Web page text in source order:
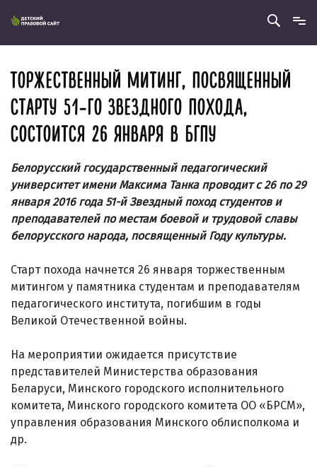
ТОРЖЕСТВЕННЫЙ МИТИНГ, ПОСВЯЩЕННЫЙ
СТАРТУ 51-ГО ЗВЕЗДНОГО ПОХОДА,
СОСТОИТСЯ 26 ЯНВАРЯ В БГПУ
Белорусский государственный педагогический
университет имени Максима Танка проводит с 26 по 29
января 2016 года 51-й Звездный поход студентов и
преподавателей по местам боевой и трудовой славы
белорусского народа, посвященный Году культуры.
Старт похода начнется 26 января торжественным
митингом у памятника студентам и преподавателям
педагогического института, погибшим в годы
Великой Отечественной войны.
На мероприятии ожидается присутствие
представителей Министерства образования
Беларуси, Минского городского исполнительного
комитета, Минского городского комитета ОО «БРСМ»,
управления образования Минского облисполкома и
др.